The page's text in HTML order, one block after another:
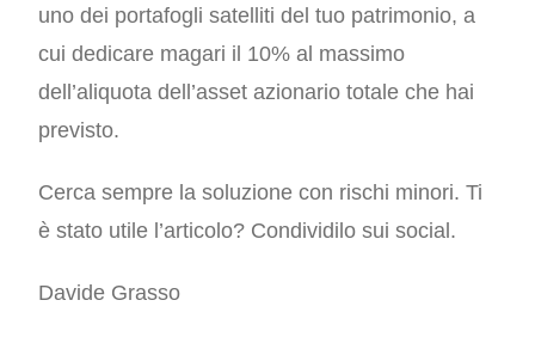
uno dei portafogli satelliti del tuo patrimonio, a
cui dedicare magari il 10% al massimo
dell’aliquota dell’asset azionario totale che hai
previsto.
Cerca sempre la soluzione con rischi minori.Ti
è stato utile l’articolo? Condividilo sui social.
Davide Grasso